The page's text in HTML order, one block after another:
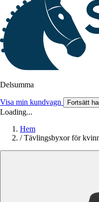
Delsumma
Visa min kundvagn Fortsätt
Loading...
Hem
/ Tävlingsbyxor för